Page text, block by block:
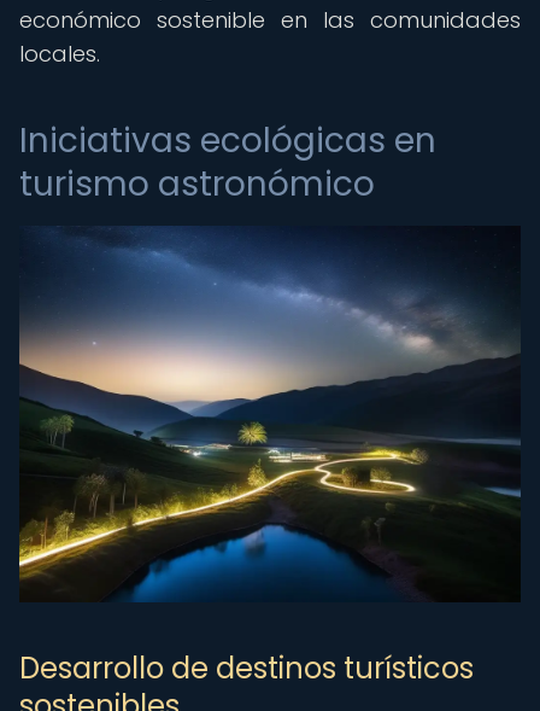
económico sostenible en las comunidades
locales.
Iniciativas ecológicas en
turismo astronómico
Desarrollo de destinos turísticos